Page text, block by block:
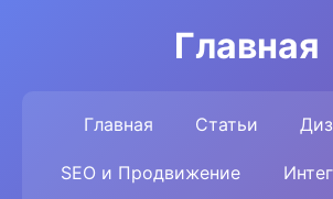
Главная
Главная Статьи
SEO и Продвижение